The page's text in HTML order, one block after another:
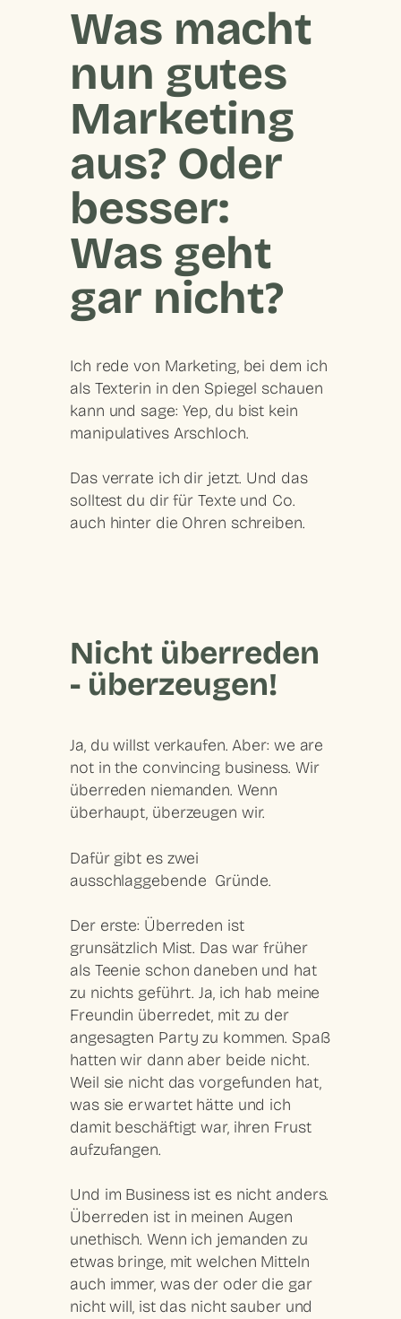
Was macht
nun gutes
Marketing
aus? Oder
besser:
Was geht
gar nicht?
Ich rede von Marketing, bei dem ich
als Texterin in den Spiegel schauen
kann und sage: Yep, du bist kein
manipulatives Arschloch.
Das verrate ich dir jetzt. Und das
solltest du dir für Texte und Co.
auch hinter die Ohren schreiben.
Nicht überreden
- überzeugen!
Ja, du willst verkaufen. Aber: we are
not in the convincing business. Wir
überreden niemanden. Wenn
überhaupt, überzeugen wir.
Dafür gibt es zwei
ausschlaggebende Gründe.
Der erste: Überreden ist
grunsätzlich Mist. Das war früher
als Teenie schon daneben und hat
zu nichts geführt. Ja, ich hab meine
Freundin überredet, mit zu der
angesagten Party zu kommen. Spaß
hatten wir dann aber beide nicht.
Weil sie nicht das vorgefunden hat,
was sie erwartet hätte und ich
damit beschäftigt war, ihren Frust
aufzufangen.
Und im Business ist es nicht anders.
Überreden ist in meinen Augen
unethisch. Wenn ich jemanden zu
etwas bringe, mit welchen Mitteln
auch immer, was der oder die gar
nicht will, ist das nicht sauber und